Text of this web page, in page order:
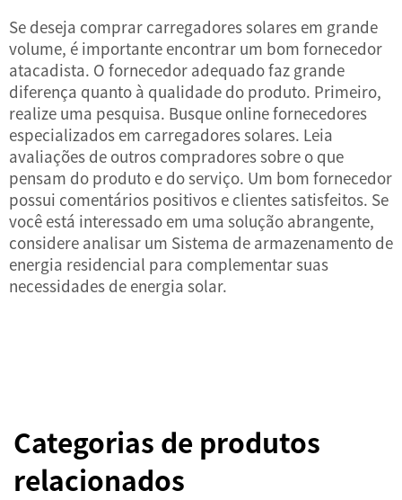
Se deseja comprar carregadores solares em grande
volume, é importante encontrar um bom fornecedor
atacadista. O fornecedor adequado faz grande
diferença quanto à qualidade do produto. Primeiro,
realize uma pesquisa. Busque online fornecedores
especializados em carregadores solares. Leia
avaliações de outros compradores sobre o que
pensam do produto e do serviço. Um bom fornecedor
possui comentários positivos e clientes satisfeitos. Se
você está interessado em uma solução abrangente,
considere analisar um Sistema de armazenamento de
energia residencial para complementar suas
necessidades de energia solar.
Categorias de produtos
relacionados